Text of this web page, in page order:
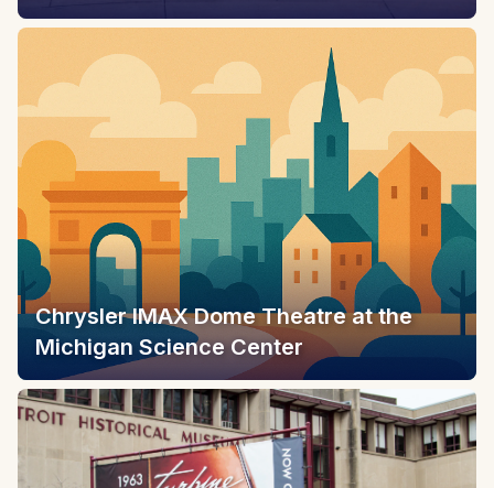
Chrysler IMAX Dome Theatre at the
Michigan Science Center